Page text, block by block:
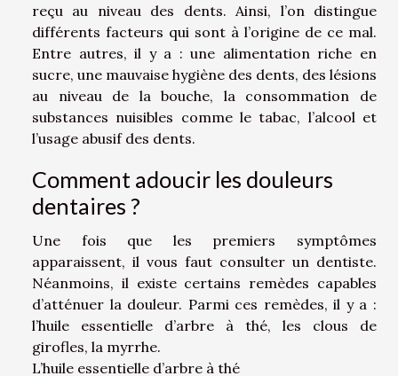
reçu au niveau des dents. Ainsi, l’on distingue
différents facteurs qui sont à l’origine de ce mal.
Entre autres, il y a : une alimentation riche en
sucre, une mauvaise hygiène des dents, des lésions
au niveau de la bouche, la consommation de
substances nuisibles comme le tabac, l’alcool et
l’usage abusif des dents.
Comment adoucir les douleurs
dentaires ?
Une fois que les premiers symptômes
apparaissent, il vous faut consulter un dentiste.
Néanmoins, il existe certains remèdes capables
d’atténuer la douleur. Parmi ces remèdes, il y a :
l’huile essentielle d’arbre à thé, les clous de
girofles, la myrrhe.
L’huile essentielle d’arbre à thé